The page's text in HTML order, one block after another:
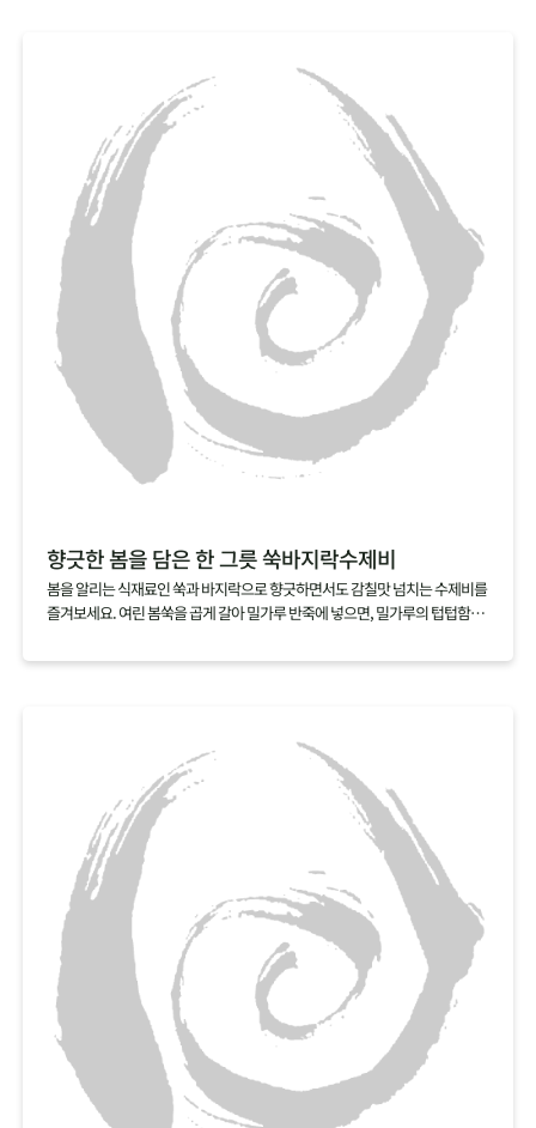
향긋한 봄을 담은 한 그릇 쑥바지락수제비
봄을 알리는 식재료인 쑥과 바지락으로 향긋하면서도 감칠맛 넘치는 수제비를
즐겨보세요. 여린 봄쑥을 곱게 갈아 밀가루 반죽에 넣으면, 밀가루의 텁텁함은
이면, 따로 육수를 내지 않아도 깊은 국물맛을 낼 수 있답니다.